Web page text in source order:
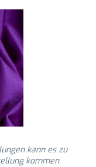
kann es zu
kommen.